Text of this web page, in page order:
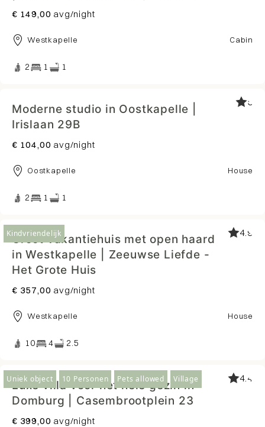
€ 149,00 avg/night
Westkapelle Cabin
2 1 1
Moderne studio in Oostkapelle |
Irislaan 29B
5
€ 104,00 avg/night
Oostkapelle House
2 1 1
Kindvriendelijk
Groot vakantiehuis met open haard
in Westkapelle | Zeeuwse Liefde -
Het Grote Huis
4.9
€ 357,00 avg/night
Westkapelle House
10 4 2.5
Uniek object 10 Personen Pets allowed Village
Luxe villa voor het hele gezin in
Domburg | Casembrootplein 23
4.4
€ 399,00 avg/night